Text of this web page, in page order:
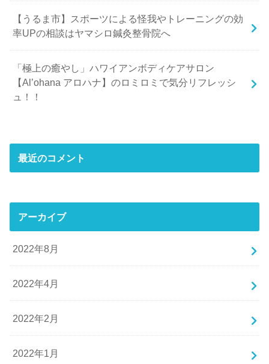
【うるま市】スポーツによる怪我やトレーニングの効
率UPの相談はヤマシロ鍼灸整骨院へ
「極上の癒やし」ハワイアンボディケアサロン
【Al’ohana アロハナ】のロミロミで気分リフレッシ
ュ！！
最近のコメント
アーカイブ
2022年8月
2022年4月
2022年2月
2022年1月